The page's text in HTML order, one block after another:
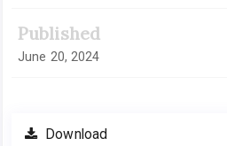
Published
June 20, 2024
Download